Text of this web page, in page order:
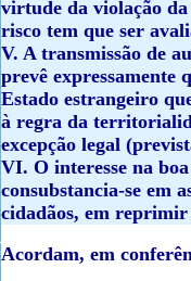
virtude da violação
risco tem que ser
V. A transmissão de
prevê expressamente
Estado estrangeiro
à regra da
excepção legal
VI. O interesse na
consubstancia-se em
cidadãos, em reprimir
Acordam, em